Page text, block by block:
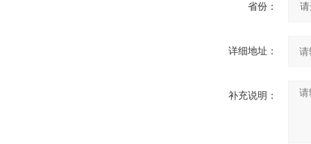
省份：
详细地址：
补充说明：